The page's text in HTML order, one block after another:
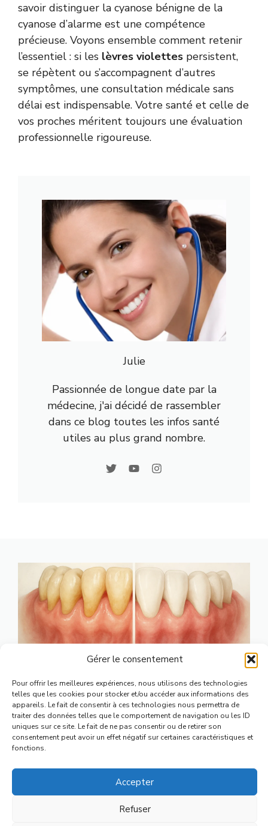
Gérer le consentement
Pour offrir les meilleures expériences, nous utilisons des technologies
telles que les cookies pour stocker et/ou accéder aux informations des
appareils. Le fait de consentir à ces technologies nous permettra de
traiter des données telles que le comportement de navigation ou les ID
uniques sur ce site. Le fait de ne pas consentir ou de retirer son
consentement peut avoir un effet négatif sur certaines caractéristiques et
fonctions.
Accepter
Refuser
savoir distinguer la cyanose bénigne de la
cyanose d’alarme est une compétence
précieuse. Voyons ensemble comment retenir
l’essentiel : si les lèvres violettes persistent,
se répètent ou s’accompagnent d’autres
symptômes, une consultation médicale sans
délai est indispensable. Votre santé et celle de
vos proches méritent toujours une évaluation
professionnelle rigoureuse.
Julie
Passionnée de longue date par la
médecine, j'ai décidé de rassembler
dans ce blog toutes les infos santé
utiles au plus grand nombre.
Dents jaunes : causes,
traitements et solutions
efficaces 2026
Herpès labial et bouton de
fièvre : causes, symptômes et
traitements 2026